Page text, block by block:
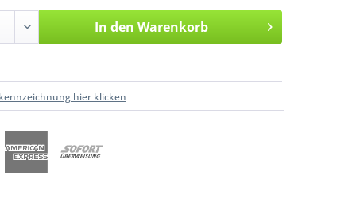
In den Warenkorb
hier klicken